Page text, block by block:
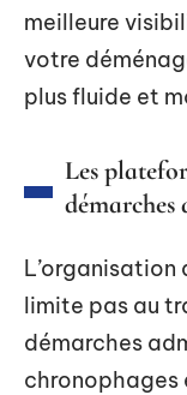
meilleure
votre
plus fluide et
Les
L’organisation
limite pas au
démarches
chronophages